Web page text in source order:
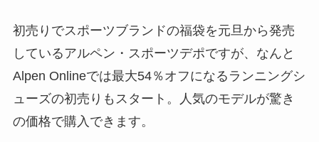
初売りでスポーツブランドの福袋を元旦から発売
しているアルペン・スポーツデポですが、なんと
Alpen Onlineでは最大54％オフになるランニングシ
ューズの初売りもスタート。人気のモデルが驚き
の価格で購入できます。